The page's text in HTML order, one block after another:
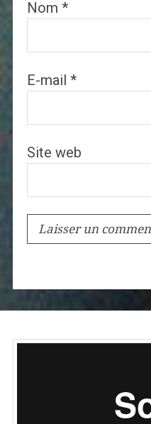
Nom *
E-mail *
Site web